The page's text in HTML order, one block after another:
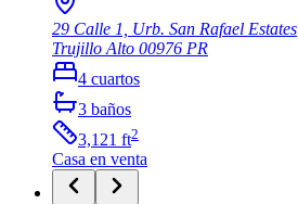
29 Calle 1, Urb. San Rafael Estates
Trujillo Alto 00976 PR
4 cuartos
3 baños
3,121 ft2
Casa en venta